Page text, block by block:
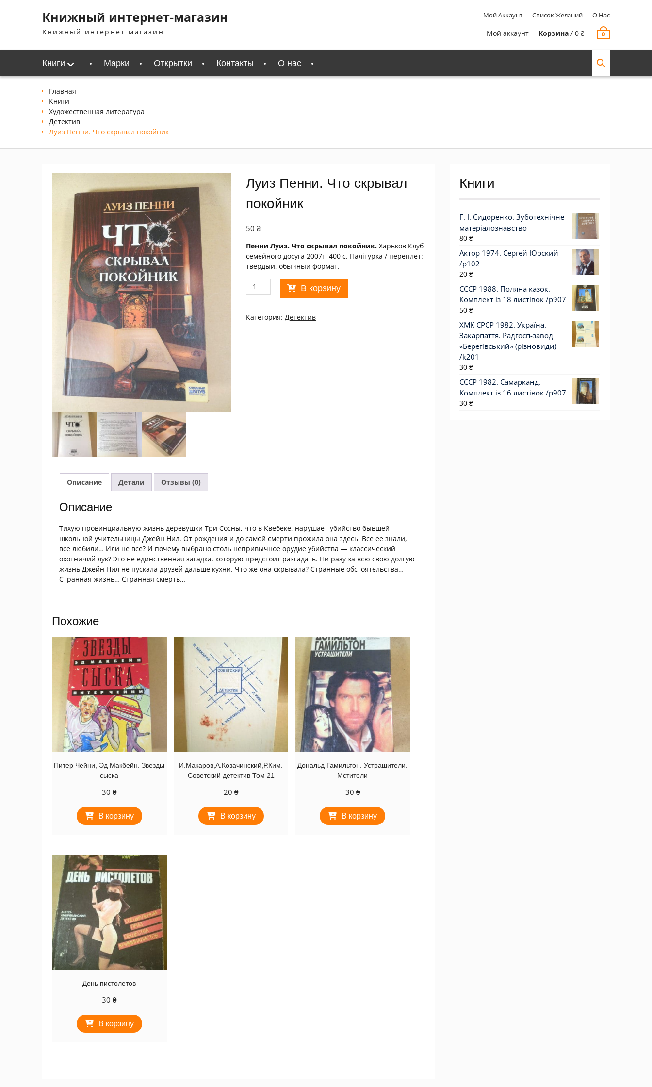
содержимомуКнижный интернет-магазин
Книжный интернет-магазин
Мой Аккаунт Список Желаний О Нас
Мой аккаунт Корзина / 0 ₴ 0
Книги Марки Открытки Контакты О нас
Главная
Книги
Xудожественная литература
Детектив
Луиз Пенни. Что скрывал покойник
Луиз Пенни. Что скрывал
покойник
50₴
Пенни Луиз. Что скрывал покойник.Харьков Клуб
семейного досуга 2007г. 400 с. Палiтурка / переплет:
твердый, обычный формат.
Количество
товара
Пенни.
В корзину
Категория:Детектив
Описание Детали Отзывы (0)
Описание
Тихую провинциальную жизнь деревушки Три Сосны, что в Квебеке, нарушает убийство бывшей
школьной учительницы Джейн Нил. От рождения и до самой смерти прожила она здесь. Все ее знали,
все любили… Или не все? И почему выбрано столь непривычное орудие убийства — классический
охотничий лук? Это не единственная загадка, которую предстоит разгадать. Ни разу за всю свою долгую
жизнь Джейн Нил не пускала друзей дальше кухни. Что же она скрывала? Странные обстоятельства…
Странная жизнь… Странная смерть…
Похожие
Питер Чейни, Эд Макбейн. Звезды
сыска
30₴
В корзину
И.Макаров,А.Козачинский,Р.Ким.
Советский детектив Том 21
20 ₴
В корзину
Дональд Гамильтон. Устрашители.
Мстители
30 ₴
В корзину
День пистолетов
30₴
В корзину
Книги
Г. І. Сидоренко. Зуботехнічне
матеріалознавство
80 ₴
Актор 1974. Сергей Юрский
/p102
20 ₴
СССР 1988. Поляна казок.
Комплект із 18 листівок /р907
50 ₴
ХМК СРСР 1982. Україна.
Закарпаття. Радгосп-завод
«Берегівський» (різновиди)
/k201
30 ₴
СССР 1982. Самарканд.
Комплект із 16 листівок /р907
30 ₴